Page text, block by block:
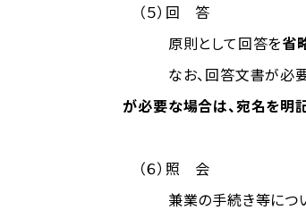
（５）回 答
原則として回答を省
なお、回答文書が必要な
が必要な場合は、宛名を明
（６）照 会
兼業の手続き等について